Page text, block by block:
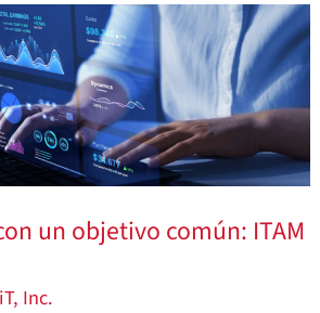
un objetivo común: ITAM
Inc.